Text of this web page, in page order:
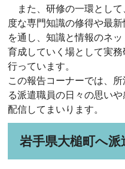
また、研修の一環として
度な専門知識の修得や最
を通し、知識と情報のネ
育成していく場として実
行っています。
この報告コーナーでは、
る派遣職員の日々の思い
配信してまいります。
岩手県大槌町へ派